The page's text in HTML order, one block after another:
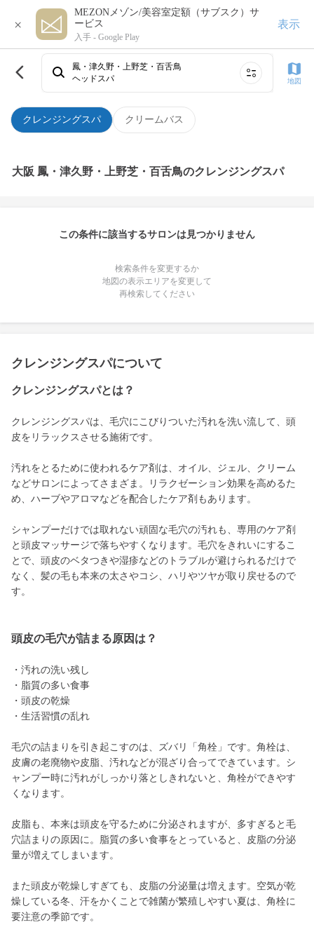
×
MEZONメゾン/美容室定額（サブスク）サ
ービス
入手 - Google Play
表示
クレンジングスパ クリームバス
鳳・津久野・上野芝・百舌鳥
ヘッドスパ
地図
大阪 鳳・津久野・上野芝・百舌鳥のクレンジングスパ
この条件に該当するサロンは見つかりません
検索条件を変更するか
地図の表示エリアを変更して
再検索してください
クレンジングスパについて
クレンジングスパとは？
クレンジングスパは、毛穴にこびりついた汚れを洗い流して、頭
皮をリラックスさせる施術です。
汚れをとるために使われるケア剤は、オイル、ジェル、クリーム
などサロンによってさまざま。リラクゼーション効果を高めるた
め、ハーブやアロマなどを配合したケア剤もあります。
シャンプーだけでは取れない頑固な毛穴の汚れも、専用のケア剤
と頭皮マッサージで落ちやすくなります。毛穴をきれいにするこ
とで、頭皮のベタつきや湿疹などのトラブルが避けられるだけで
なく、髪の毛も本来の太さやコシ、ハリやツヤが取り戻せるので
す。
頭皮の毛穴が詰まる原因は？
・汚れの洗い残し
・脂質の多い食事
・頭皮の乾燥
・生活習慣の乱れ
毛穴の詰まりを引き起こすのは、ズバリ「角栓」です。角栓は、
皮膚の老廃物や皮脂、汚れなどが混ざり合ってできています。シ
ャンプー時に汚れがしっかり落としきれないと、角栓ができやす
くなります。
皮脂も、本来は頭皮を守るために分泌されますが、多すぎると毛
穴詰まりの原因に。脂質の多い食事をとっていると、皮脂の分泌
量が増えてしまいます。
また頭皮が乾燥しすぎても、皮脂の分泌量は増えます。空気が乾
燥している冬、汗をかくことで雑菌が繁殖しやすい夏は、角栓に
要注意の季節です。